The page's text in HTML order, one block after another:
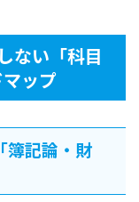
ない「科目
ップ
簿記論・財